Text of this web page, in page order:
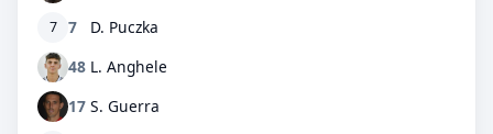
7 7
D. Puczka
48 L. Anghele
17 S. Guerra